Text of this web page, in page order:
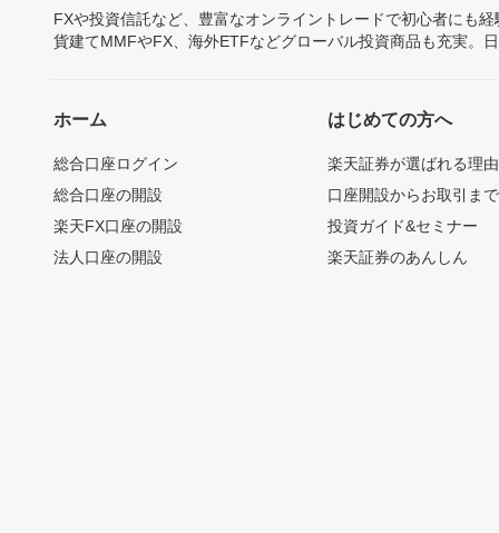
FXや投資信託など、豊富なオンライントレードで初心者にも
貨建てMMFやFX、海外ETFなどグローバル投資商品も充実。
ホーム
総合口座ログイン
総合口座の開設
楽天FX口座の開設
法人口座の開設
はじめての方へ
楽天証券が選ばれる理由
口座開設からお取引ま
投資ガイド&セミナー
楽天証券のあんしん